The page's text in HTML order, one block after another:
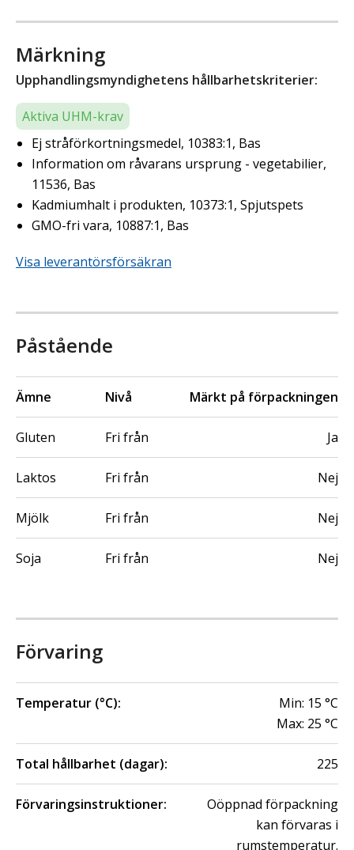
Märkning
Upphandlingsmyndighetens hållbarhetskriterier:
Aktiva UHM-krav
Ej stråförkortningsmedel, 10383:1, Bas
Information om råvarans ursprung - vegetabilier,
11536, Bas
Kadmiumhalt i produkten, 10373:1, Spjutspets
GMO-fri vara, 10887:1, Bas
Visa leverantörsförsäkran
Påstående
Ämne Nivå Märkt på förpackningen
Gluten Fri från Ja
Laktos Fri från Nej
Mjölk Fri från Nej
Soja Fri från Nej
Förvaring
Temperatur (°C): Min: 15 °C
Max: 25 °C
Total hållbarhet (dagar): 225
Förvaringsinstruktioner:
Oöppnad förpackning
kan förvaras i
rumstemperatur.